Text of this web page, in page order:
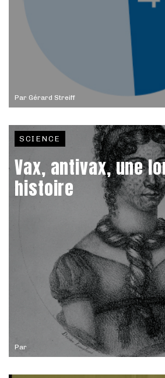
Par Gérard Streiff
Par
SCIENCE
Vax, antivax, une
histoire